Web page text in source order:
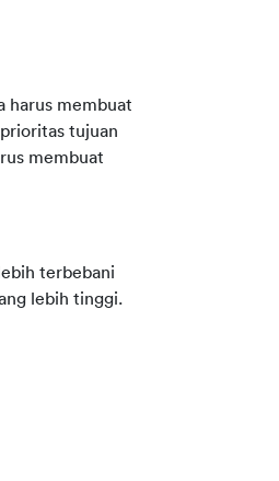
harus membuat
tujuan
membuat
terbebani
lebih tinggi.